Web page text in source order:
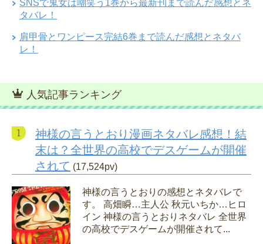
SNSで鬼女は嘲笑う1巻から最新刊まで読んだ感想とネ
タバレ！
肩甲骨とワンピース完結6巻まで読んだ感想とネタバ
レ！
人気記事ランキング
神様の言うとおり漫画ネタバレ感想！結
末は？全世界の高校でデスゲームが開催
されて (17,524pv)
神様の言うとおりの感想とネタバレで
す。 高畑瞬…主人公 秋元いちか…ヒロ
イン 神様の言うとおりネタバレ 全世界
の高校でデスゲームが開催されて...